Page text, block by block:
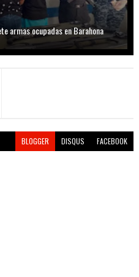
armas ocupadas en Barahona
BLOGGER DISQUS FACEBOOK